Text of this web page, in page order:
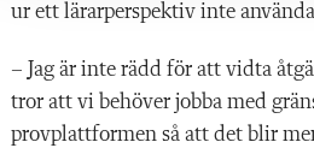
ur ett lärarperspektiv inte
– Jag är inte rädd för att vidta
tror att vi behöver jobba med
provplattformen så att det blir